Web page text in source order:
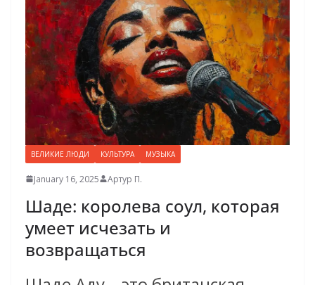
ВЕЛИКИЕ ЛЮДИ КУЛЬТУРА МУЗЫКА
January 16, 2025 Артур П.
Шаде: королева соул, которая
умеет исчезать и
возвращаться